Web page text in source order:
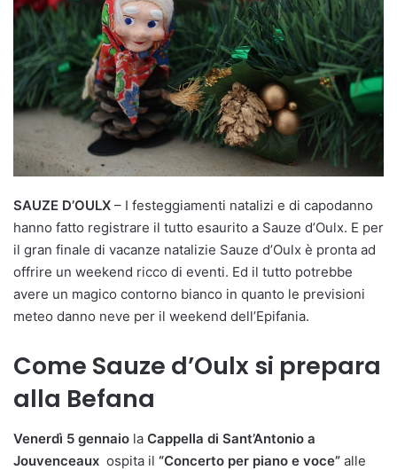
SAUZE D’OULX – I festeggiamenti natalizi e di capodanno
hanno fatto registrare il tutto esaurito a Sauze d’Oulx. E per
il gran finale di vacanze natalizie Sauze d’Oulx è pronta ad
offrire un weekend ricco di eventi. Ed il tutto potrebbe
avere un magico contorno bianco in quanto le previsioni
meteo danno neve per il weekend dell’Epifania.
Come Sauze d’Oulx si prepara
alla Befana
Venerdì 5 gennaio la Cappella di Sant’Antonio a
Jouvenceaux ospita il “Concerto per piano e voce” alle